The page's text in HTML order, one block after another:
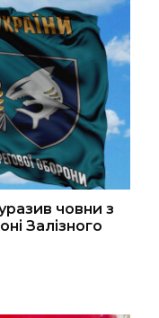
човни з
Залізного